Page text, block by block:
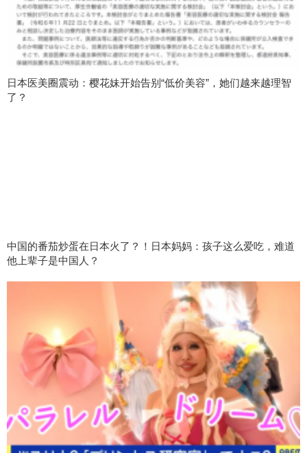
日本医美圈震动：樱花妹开始告别“低价美容”，她们越来越理智
了？
中国的番茄炒蛋在日本火了？！日本妈妈：孩子这么爱吃，难道
他上辈子是中国人？